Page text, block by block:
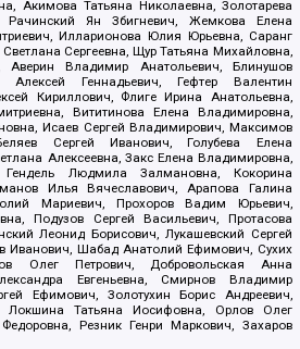
Акимова Татьяна Николаевна, Золотарева
Рачинский Ян Збигневич, Жемкова Елена
Илларионова Юлия Юрьевна, Саранг
Сергеевна, Щур Татьяна Михайловна,
Аверин Владимир Анатольевич, Блинушов
Геннадьевич, Гефтер Валентин
Кириллович, Флиге Ирина Анатольевна,
Вититинова Елена Владимировна,
Исаев Сергей Владимирович, Максимов
Сергей Иванович, Голубева Елена
Алексеевна, Закс Елена Владимировна,
Людмила Залмановна, Кокорина
Илья Вячеславович, Арапова Галина
Мариевич, Прохоров Вадим Юрьевич,
Подузов Сергей Васильевич, Протасова
Леонид Борисович, Лукашевский Сергей
Иванович, Шабад Анатолий Ефимович, Сухих
Олег Петрович, Добровольская Анна
Евгеньевна, Смирнов Владимир
Ефимович, Золотухин Борис Андреевич,
Локшина Татьяна Иосифовна, Орлов Олег
Резник Генри Маркович, Захаров